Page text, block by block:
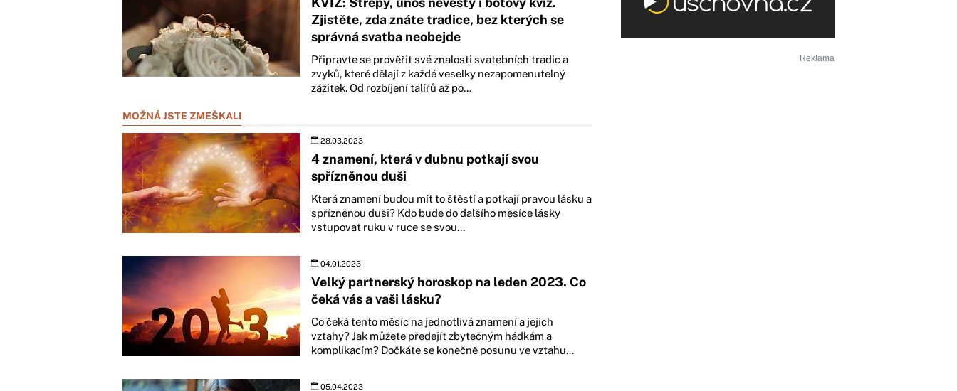
Zjistěte, zda znáte tradice, bez kterých se
správná svatba neobejde
Připravte se prověřit své znalosti svatebních tradic a
zvyků, které dělají z každé veselky nezapomenutelný
zážitek. Od rozbíjení talířů až po...
MOŽNÁ JSTE ZMEŠKALI
28.03.2023
4 znamení, která v dubnu potkají svou
spřízněnou duši
Která znamení budou mít to štěstí a potkají pravou lásku a
spřízněnou duši? Kdo bude do dalšího měsíce lásky
vstupovat ruku v ruce se svou...
04.01.2023
Velký partnerský horoskop na leden 2023. Co
čeká vás a vaši lásku?
Co čeká tento měsíc na jednotlivá znamení a jejich
vztahy? Jak můžete předejít zbytečným hádkám a
komplikacím? Dočkáte se konečně posunu ve vztahu...
05.04.2023